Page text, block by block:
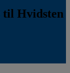
til Hvidsten